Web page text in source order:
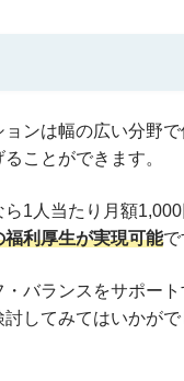
ンは幅の広い分野
ことができます。
ら1 人当たり月額1,000
利厚生が実現可能で
バランスをサポー
してみてはいかがで